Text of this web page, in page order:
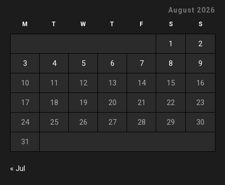
August 2026
M T W T F S S
1 2
3 4 5 6 7 8 9
10 11 12 13 14 15 16
17 18 19 20 21 22 23
24 25 26 27 28 29 30
31
« Jul